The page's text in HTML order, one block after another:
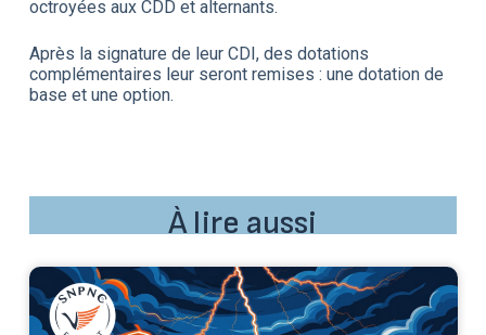
octroyées aux CDD et alternants.
Après la signature de leur CDI, des dotations
complémentaires leur seront remises : une dotation de
base et une option.
À lire aussi